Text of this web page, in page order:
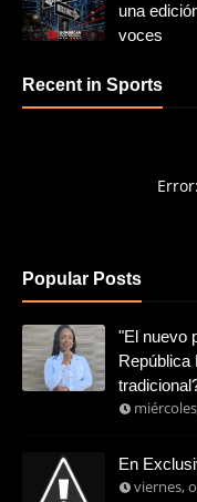
una
voces
Recent in Sports
Popular Posts
"El nuevo
República
En
viernes,